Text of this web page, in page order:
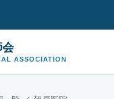
会
ASSOCIATION